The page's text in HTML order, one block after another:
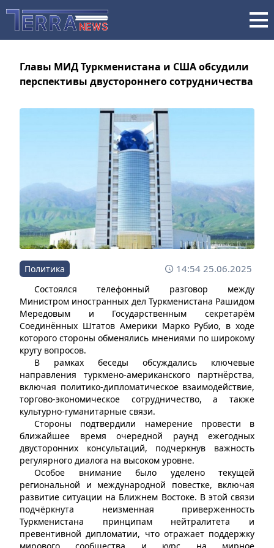
Главы МИД Туркменистана и США обсудили
перспективы двустороннего сотрудничества
Политика 14:54 25.06.2025
Состоялся телефонный разговор между
Министром иностранных дел Туркменистана Рашидом
Мередовым и Государственным секретарём
Соединённых Штатов Америки Марко Рубио, в ходе
которого стороны обменялись мнениями по широкому
кругу вопросов.
В рамках беседы обсуждались ключевые
направления туркмено-американского партнёрства,
включая политико-дипломатическое взаимодействие,
торгово-экономическое сотрудничество, а также
культурно-гуманитарные связи.
Стороны подтвердили намерение провести в
ближайшее время очередной раунд ежегодных
двусторонних консультаций, подчеркнув важность
регулярного диалога на высоком уровне.
Особое внимание было уделено текущей
региональной и международной повестке, включая
развитие ситуации на Ближнем Востоке. В этой связи
подчёркнута неизменная приверженность
Туркменистана принципам нейтралитета и
превентивной дипломатии, что отражает поддержку